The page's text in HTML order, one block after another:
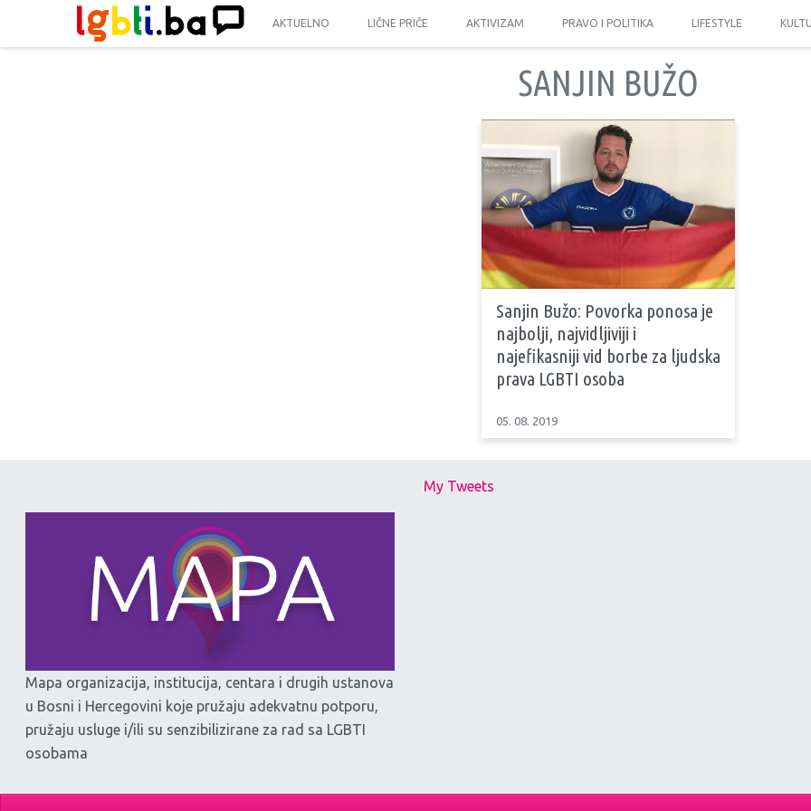
AKTUELNO LIČNE PRIČE AKTIVIZAM PRAVO I POLITIKA LIFESTYLE
SANJIN BUŽO
Sanjin Bužo: Povorka ponosa je
najbolji, najvidljiviji i
najefikasniji vid borbe za ljudska
prava LGBTI osoba
05. 08. 2019
Mapa organizacija, institucija, centara i drugih ustanova
u Bosni i Hercegovini koje pružaju adekvatnu potporu,
pružaju usluge i/ili su senzibilizirane za rad sa LGBTI
osobama
My Tweets